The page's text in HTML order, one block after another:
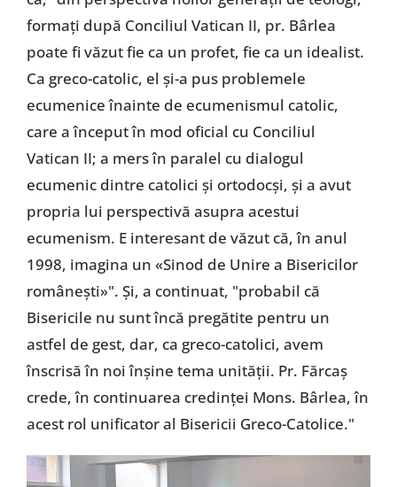
formați după Conciliul Vatican II, pr. Bârlea
poate fi văzut fie ca un profet, fie ca un idealist.
Ca greco-catolic, el și-a pus problemele
ecumenice înainte de ecumenismul catolic,
care a început în mod oficial cu Conciliul
Vatican II; a mers în paralel cu dialogul
ecumenic dintre catolici și ortodocși, și a avut
propria lui perspectivă asupra acestui
ecumenism. E interesant de văzut că, în anul
1998, imagina un «Sinod de Unire a Bisericilor
românești»". Și, a continuat, "probabil că
Bisericile nu sunt încă pregătite pentru un
astfel de gest, dar, ca greco-catolici, avem
înscrisă în noi înșine tema unității. Pr. Fărcaș
crede, în continuarea credinței Mons. Bârlea, în
acest rol unificator al Bisericii Greco-Catolice."